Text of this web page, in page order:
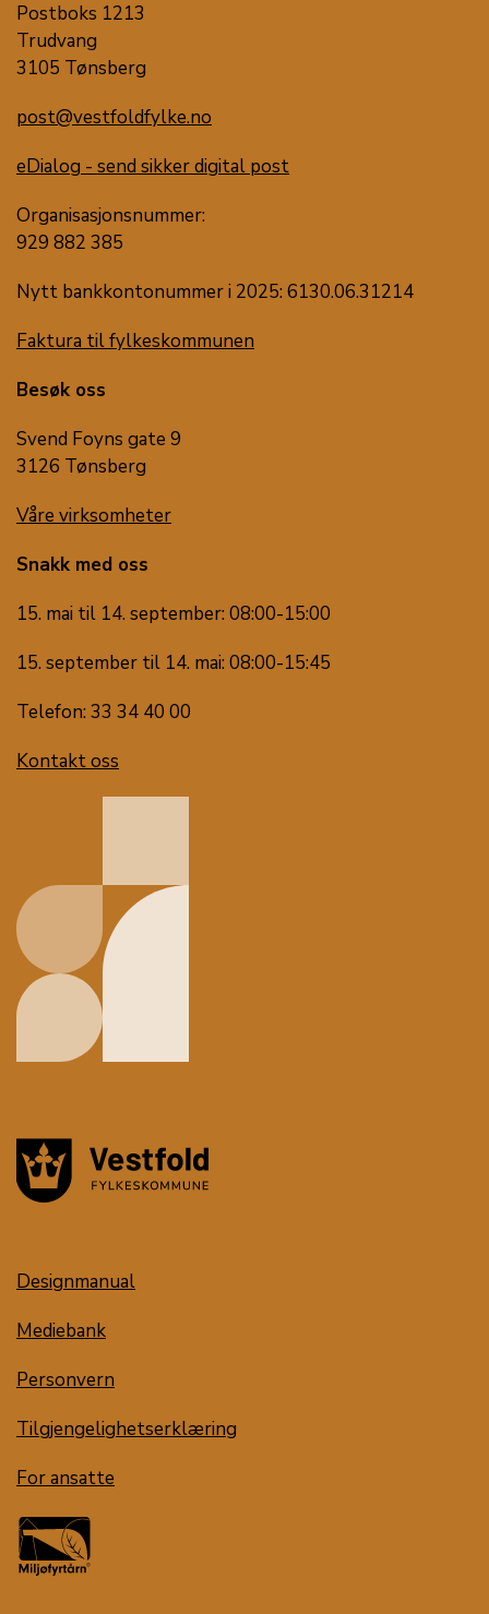
Postboks 1213
Trudvang
3105 Tønsberg
post@vestfoldfylke.no
eDialog - send sikker digital post
Organisasjonsnummer:
929 882 385
Nytt bankkontonummer i 2025: 6130.06.31214
Faktura til fylkeskommunen
Besøk oss
Svend Foyns gate 9
3126 Tønsberg
Våre virksomheter
Snakk med oss
15. mai til 14. september: 08:00-15:00
15. september til 14. mai: 08:00-15:45
Telefon: 33 34 40 00
Kontakt oss
Designmanual
Mediebank
Personvern
Tilgjengelighetserklæring
For ansatte